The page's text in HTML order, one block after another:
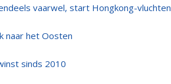
vaarwel, start Hongkong-vluchten
naar het Oosten
sinds 2010